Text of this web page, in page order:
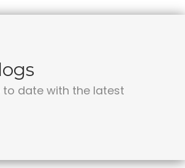
to date with the latest